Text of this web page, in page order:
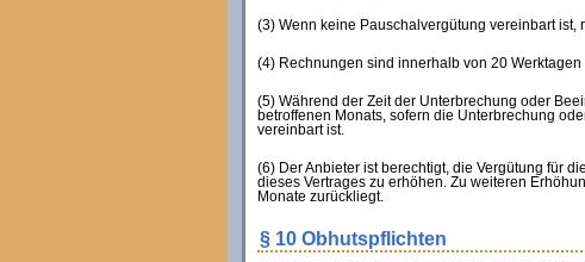
(3) Wenn keine Pauschalvergütung vereinbart
(4) Rechnungen sind innerhalb von 20
(5) Während der Zeit der Unterbrechung oder
betroffenen Monats, sofern die Unterbrechung
vereinbart ist.
(6) Der Anbieter ist berechtigt, die Vergütung für
dieses Vertrages zu erhöhen. Zu weiteren
Monate zurückliegt.
§ 10 Obhutspflichten